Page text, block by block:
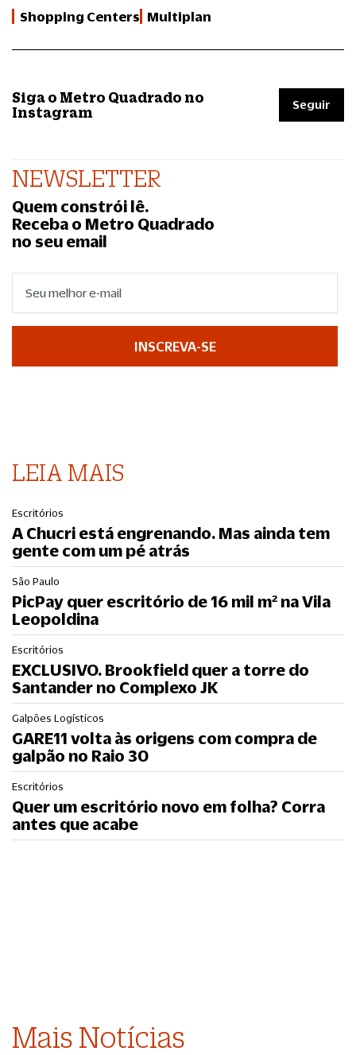
Shopping Centers Multiplan
Siga o Metro Quadrado no
Instagram
Seguir
NEWSLETTER
Quem constrói lê.
Receba o Metro Quadrado
no seu email
INSCREVA-SE
LEIA MAIS
Escritórios
A Chucri está engrenando. Mas ainda tem
gente com um pé atrás
São Paulo
PicPay quer escritório de 16 mil m² na Vila
Leopoldina
Escritórios
EXCLUSIVO. Brookfield quer a torre do
Santander no Complexo JK
Galpões Logísticos
GARE11 volta às origens com compra de
galpão no Raio 30
Escritórios
Quer um escritório novo em folha? Corra
antes que acabe
Mais Notícias